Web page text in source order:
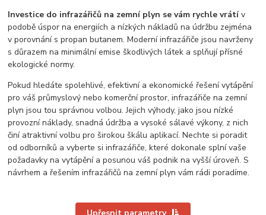
Investice do infrazářičů na zemní plyn se vám rychle vrátív
podobě úspor na energiích a nízkých nákladů na údržbu zejména
v porovnání s propan butanem. Moderní infrazářiče jsou navrženy
s důrazem na minimální emise škodlivých látek a splňují přísné
ekologické normy.
Pokud hledáte spolehlivé, efektivní a ekonomické řešení vytápění
pro váš průmyslový nebo komerční prostor, infrazářiče na zemní
plyn jsou tou správnou volbou. Jejich výhody, jako jsou nízké
provozní náklady, snadná údržba a vysoké sálavé výkony, z nich
činí atraktivní volbu pro širokou škálu aplikací. Nechte si poradit
od odborníků a vyberte si infrazářiče, které dokonale splní vaše
požadavky na vytápění a posunou váš podnik na vyšší úroveň. S
návrhem a řešením infrazářičů na zemní plyn vám rádi poradíme.